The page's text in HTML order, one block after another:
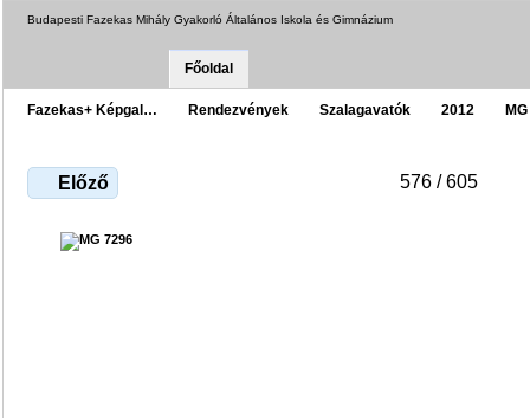
Budapesti Fazekas Mihály Gyakorló Általános Iskola és Gimnázium
Főoldal
Fazekas+ Képgal… Rendezvények Szalagavatók 2012
Előző 576 / 605